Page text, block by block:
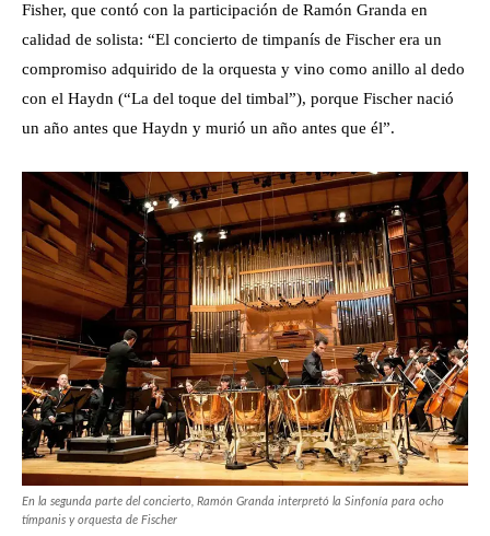
Fisher, que contó con la participación de Ramón Granda en
calidad de solista: “El concierto de timpanís de Fischer era un
compromiso adquirido de la orquesta y vino como anillo al dedo
con el Haydn (“La del toque del timbal”), porque Fischer nació
un año antes que Haydn y murió un año antes que él”.
En la segunda parte del concierto, Ramón Granda interpretó la Sinfonía para ocho
tímpanis y orquesta de Fischer